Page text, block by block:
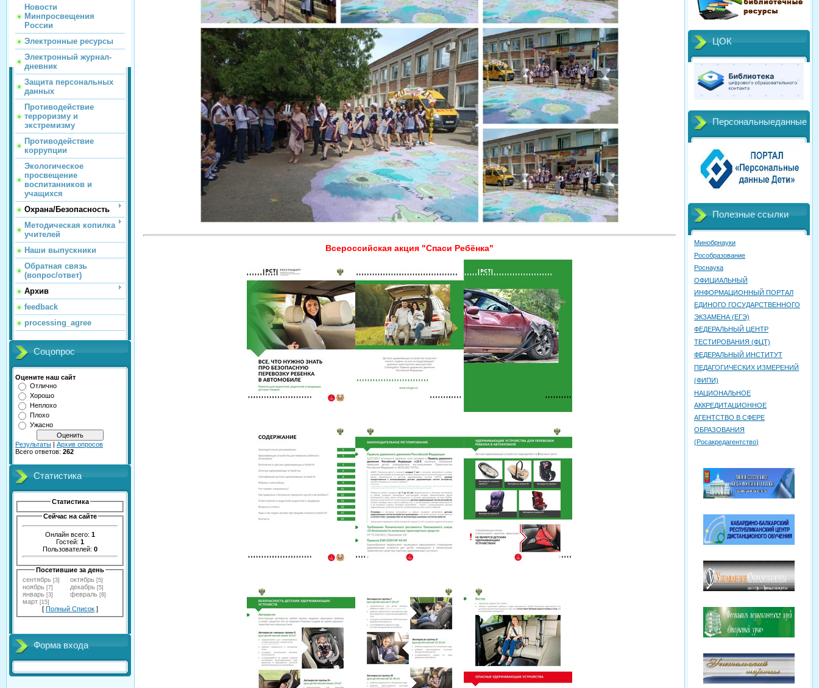
Новости
Минпросвещения
России
Электронные ресурсы
Электронный журнал-
дневник
Защита персональных
данных
Противодействие
терроризму и
экстремизму
Противодействие
коррупции
Экологическое
просвещение
воспитанников и
учащихся
Охрана/Безопасность
Методическая копилка
учителей
Наши выпускники
Обратная связь
(вопрос/ответ)
Архив
feedback
processing_agree
Соцопрос
Оцените наш сайт
Отлично
Хорошо
Неплохо
Плохо
Ужасно
Результаты | Архив опросов
Всего ответов: 262
Статистика
Статистика
Сейчас на сайте
Онлайн всего: 1
Гостей: 1
Пользователей: 0
Посетившие за день
сентябрь [3] октябрь [5]
ноябрь [7] декабрь [5]
январь [3] февраль [8]
март [15]
[ Полный Список ]
Форма входа
Всероссийская акция "Спаси Ребёнка"
ЦОК
Персональныеданные
Полезные ссылки
Минобрнауки
Рособразование
Роснаука
ОФИЦИАЛЬНЫЙ
ИНФОРМАЦИОННЫЙ ПОРТАЛ
ЕДИНОГО ГОСУДАРСТВЕННОГО
ЭКЗАМЕНА (ЕГЭ)
ФЕДЕРАЛЬНЫЙ ЦЕНТР
ТЕСТИРОВАНИЯ (ФЦТ)
ФЕДЕРАЛЬНЫЙ ИНСТИТУТ
ПЕДАГОГИЧЕСКИХ ИЗМЕРЕНИЙ
(ФИПИ)
НАЦИОНАЛЬНОЕ
АККРЕДИТАЦИОННОЕ
АГЕНТСТВО В СФЕРЕ
ОБРАЗОВАНИЯ
(Росакредагентство)